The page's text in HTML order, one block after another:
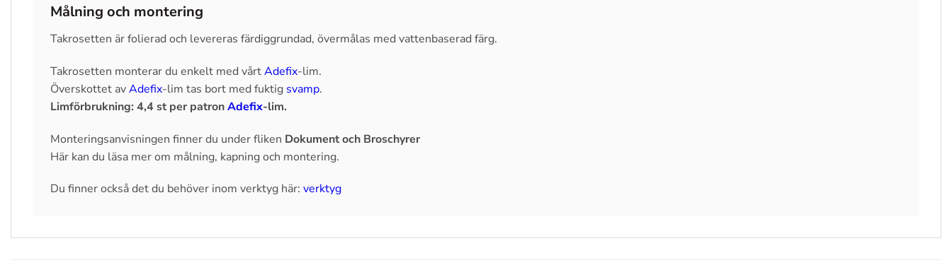
Målning och montering
Takrosetten är folierad och levereras färdiggrundad, övermålas med vattenbaserad färg.
Takrosetten monterar du enkelt med vårtAdefix-lim.
Överskottet avAdefix-lim tas bort med fuktig svamp.
Limförbrukning: 4,4 st per patronAdefix-lim.
Monteringsanvisningen finner du under fliken Dokument och Broschyrer
Här kan du läsa mer om målning, kapning och montering.
Du finner också det du behöver inom verktyg här: verktyg